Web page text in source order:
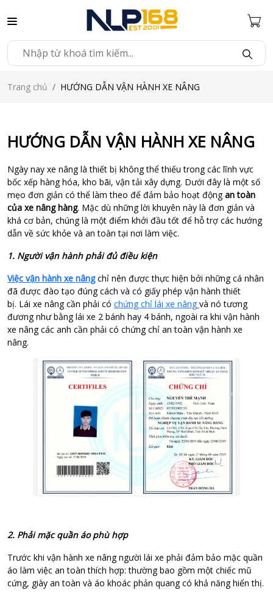
Trang chủ HƯỚNG DẪN VẬN HÀNH XE NÂNG
HƯỚNG DẪN VẬN HÀNH XE NÂNG
Ngày nay xe nâng là thiết bị không thể thiếu trong các lĩnh vực
bốc xếp hàng hóa, kho bãi, vận tải xây dựng. Dưới đây là một số
mẹo đơn giản có thể làm theo để đảm bảo hoạt độngan toàn
của xe nâng hàng. Mặc dù những lời khuyên này là đơn giản và
khá cơ bản, chúng là một điểm khởi đầu tốt để hỗ trợ các hướng
dẫn về sức khỏe và an toàn tại nơi làm việc.
1. Người vận hành phải đủ điều kiện
Việc vận hành xe nângchỉ nên được thực hiện bởi những cá nhân
đã được đào tạo đúng cách và có giấy phép vận hành thiết
bị. Lái xe nâng cần phải có chứng chỉ lái xe nâng và nó tương
đương như bằng lái xe 2 bánh hay 4 bánh, ngoài ra khi vận hành
xe nâng các anh cần phải có chứng chỉ an toàn vận hành xe
nâng.
2. Phải mặc quần áo phù hợp
Trước khi vận hành xe nâng người lái xe phải đảm bảo mặc quần
áo làm việc an toàn thích hợp: thường bao gồm một chiếc mũ
cứng, giày an toàn và áo khoác phản quang có khả năng hiển thị.